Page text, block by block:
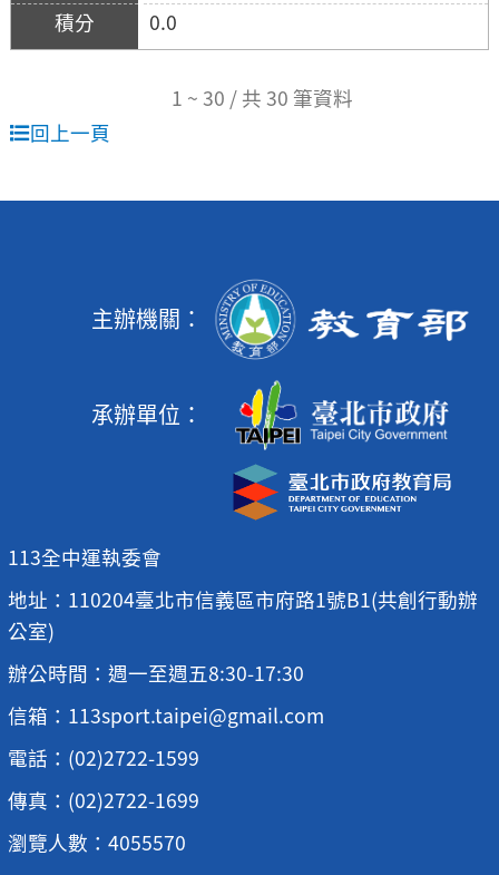
0.0
1 ~ 30 / 共 30 筆資料
回上一頁
主辦機關：
承辦單位：
113全中運執委會
地址：110204臺北市信義區市府路1號B1(共創行動辦
公室)
辦公時間：週一至週五8:30-17:30
信箱：113sport.taipei@gmail.com
電話：(02)2722-1599
傳真：(02)2722-1699
瀏覽人數：4055570